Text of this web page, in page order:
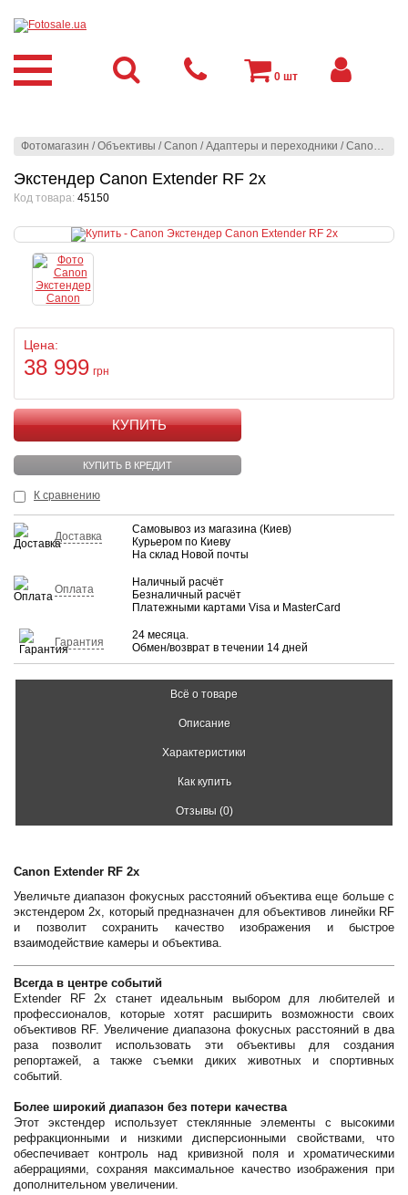
Фотомагазин /Объективы /Canon /Адаптеры и переходники /Canon /
Экстендер Canon Extender RF 2x
Код товара: 45150
Цена:
38 999 грн
КУПИТЬ
КУПИТЬ В КРЕДИТ
К сравнению
Доставка
Самовывоз из магазина (Киев)
Курьером по Киеву
На склад Новой почты
Оплата
Наличный расчёт
Безналичный расчёт
Платежными картами Visa и MasterCard
Гарантия
24 месяца.
Обмен/возврат в течении 14 дней
Всё о товаре
Описание
Характеристики
Как купить
Отзывы (0)
Canon Extender RF 2x
Увеличьте диапазон фокусных расстояний объектива еще больше с
экстендером 2x, который предназначен для объективов линейки RF
и позволит сохранить качество изображения и быстрое
взаимодействие камеры и объектива.
Всегда в центре событий
Extender RF 2x станет идеальным выбором для любителей и
профессионалов, которые хотят расширить возможности своих
объективов RF. Увеличение диапазона фокусных расстояний в два
раза позволит использовать эти объективы для создания
репортажей, а также съемки диких животных и спортивных
событий.
Более широкий диапазон без потери качества
Этот экстендер использует стеклянные элементы с высокими
рефракционными и низкими дисперсионными свойствами, что
обеспечивает контроль над кривизной поля и хроматическими
аберрациями, сохраняя максимальное качество изображения при
дополнительном увеличении.
0 шт